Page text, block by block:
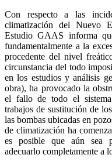
Con respecto a las
climatización del Nuevo
Estudio GAAS informa
fundamentalmente a la
procedente del nivel
circunstancia del todo
en los estudios y análisis
obra), ha provocado la
el fallo de todo el
trabajos de sustitución de
las bombas ubicadas en
de climatización ha
es posible que aún sea
adecuarlo completamente a